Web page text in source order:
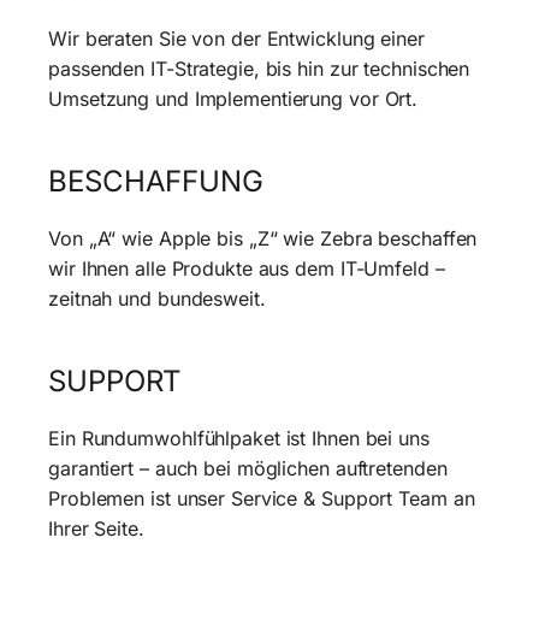
Wir beraten Sie von der Entwicklung einer
passenden IT-Strategie, bis hin zur technischen
Umsetzung und Implementierung vor Ort.
BESCHAFFUNG
Von „A“ wie Apple bis „Z“ wie Zebra beschaffen
wir Ihnen alle Produkte aus dem IT-Umfeld –
zeitnah und bundesweit.
SUPPORT
Ein Rundumwohlfühlpaket ist Ihnen bei uns
garantiert – auch bei möglichen auftretenden
Problemen ist unser Service & Support Team an
Ihrer Seite.